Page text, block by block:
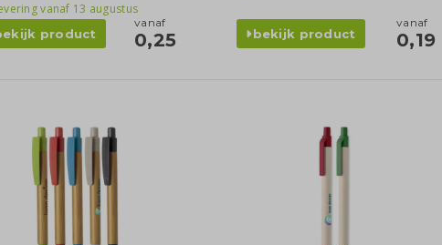
vanaf 13 augustus
product
vanaf
0,25 bekijk product
vanaf
0,19